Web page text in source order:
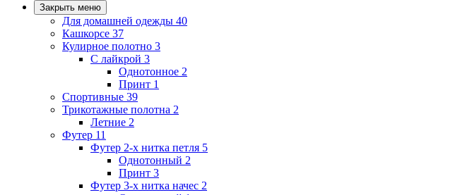
Закрыть меню
Для домашней одежды 40
Кашкорсе 37
Кулирное полотно 3
С лайкрой 3
Однотонное 2
Принт 1
Спортивные 39
Трикотажные полотна 2
Летние 2
Футер 11
Футер 2-х нитка петля 5
Однотонный 2
Принт 3
Футер 3-х нитка начес 2